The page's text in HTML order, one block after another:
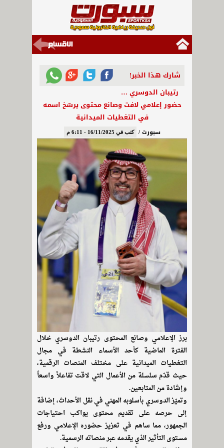
شارك هذا الخبر!
رتيبان الدوسري …
حضور إعلامي لافت وصانع محتوى يرسّخ اسمه
في التغطيات الميدانية
سبورت / كتب في 16/11/2025 - 6:11 م
برز الإعلامي وصانع المحتوى رتيبان الدوسري خلال
الفترة الماضية كأحد الأسماء النشطة في مجال
التغطيات الميدانية على مختلف المنصات الرقمية،
حيث قدّم سلسلة من الأعمال التي لاقت تفاعلاً واسعاً
وإشادة من المتابعين.
وتميّز الدوسري بأسلوبه المهني في نقل الأحداث، إضافة
إلى حرصه على تقديم محتوى يواكب احتياجات
الجمهور، مما ساهم في تعزيز حضوره الإعلامي ورفع
مستوى التأثير الذي يقدمه عبر منصاته الرسمية.